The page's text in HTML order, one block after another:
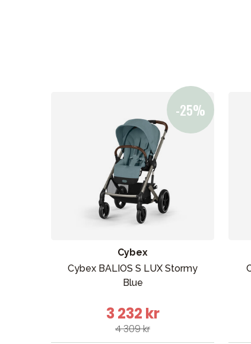
Cybex
Cybex BALIOS S LUX Stormy
Blue
3 232 kr
4 309 kr